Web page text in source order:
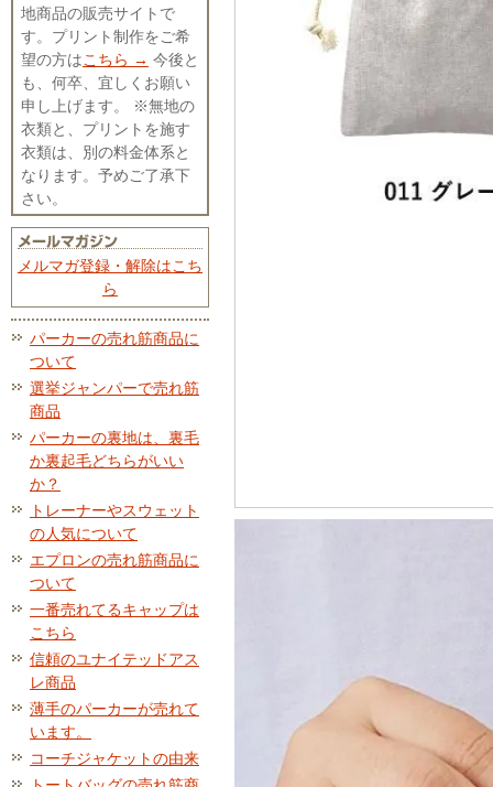
地商品の販売サイトで
す。プリント制作をご希
望の方はこちら → 今後と
も、何卒、宜しくお願い
申し上げます。 ※無地の
衣類と、プリントを施す
衣類は、別の料金体系と
なります。予めご了承下
さい。
メルマガ登録・解除はこち
ら
パーカーの売れ筋商品に
ついて
選挙ジャンパーで売れ筋
商品
パーカーの裏地は、裏毛
か裏起毛どちらがいい
か？
トレーナーやスウェット
の人気について
エプロンの売れ筋商品に
ついて
一番売れてるキャップは
こちら
信頼のユナイテッドアス
レ商品
薄手のパーカーが売れて
います。
コーチジャケットの由来